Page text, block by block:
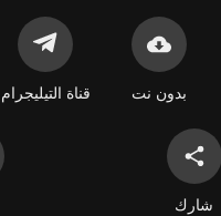
بدون نت قناة التيليجرام
شارك